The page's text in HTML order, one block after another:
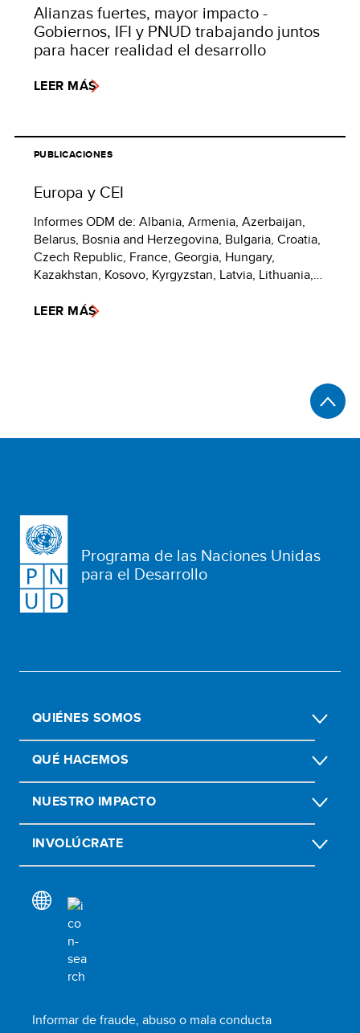
Alianzas fuertes, mayor impacto -
Gobiernos, IFI y PNUD trabajando juntos
para hacer realidad el desarrollo
LEER MÁS
PUBLICACIONES
Europa y CEI
Informes ODM de: Albania, Armenia, Azerbaijan,
Belarus, Bosnia and Herzegovina, Bulgaria, Croatia,
Czech Republic, France, Georgia, Hungary,
Kazakhstan, Kosovo, Kyrgyzstan, Latvia, Lithuania,…
LEER MÁS
Programa de las Naciones Unidas
para el Desarrollo
QUIÉNES SOMOS
QUÉ HACEMOS
NUESTRO IMPACTO
INVOLÚCRATE
Informar de fraude, abuso o mala conducta